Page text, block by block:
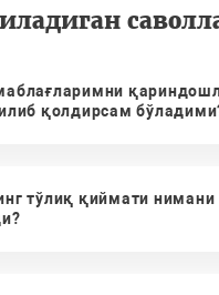
қолдирсам
тўлиқ қиймати нимани